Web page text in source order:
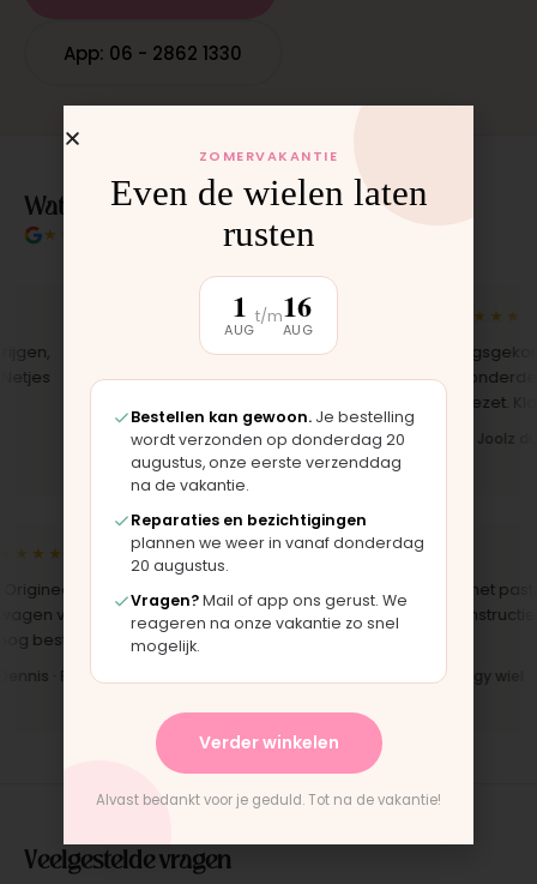
App: 06 - 2862 1330
Wat klanten over ons zeggen
★★★★★ 4.9/5 klantbeoordeling
"Bekleding zelf vervangen met de
set, zag er meteen weer als nieuw
Iris · Bugaboo bekleding
★★★★★
het onderdeel
opgezet.
Bas · Joolz
onderdeel voor een
van 10 jaar oud. Top dat dit
bestaat."
· Phil & Teds onderdeel
★★★★★
"Snelle levering en het paste
perfect. Montage-instructies
Anne · Mountain Buggy wiel
Veelgestelde vragen
ZOMERVAKANTIE
Even de wielen laten
rusten
1
AUG
t/m16
AUG
Bestellen kan gewoon. Je bestelling
wordt verzonden op donderdag 20
augustus, onze eerste verzenddag
na de vakantie.
Reparaties en bezichtigingen
plannen we weer in vanaf donderdag
20 augustus.
Vragen?Mail of app ons gerust. We
reageren na onze vakantie zo snel
mogelijk.
Verder winkelen
Alvast bedankt voor je geduld. Tot na de vakantie!